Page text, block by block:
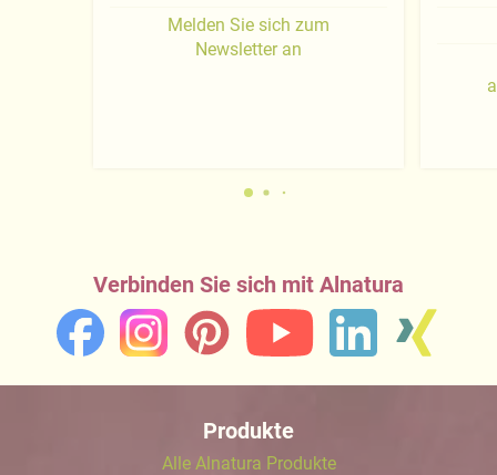
Melden Sie sich zum
Newsletter an
Verbinden Sie sich mit Alnatura
Produkte
Alle Alnatura Produkte